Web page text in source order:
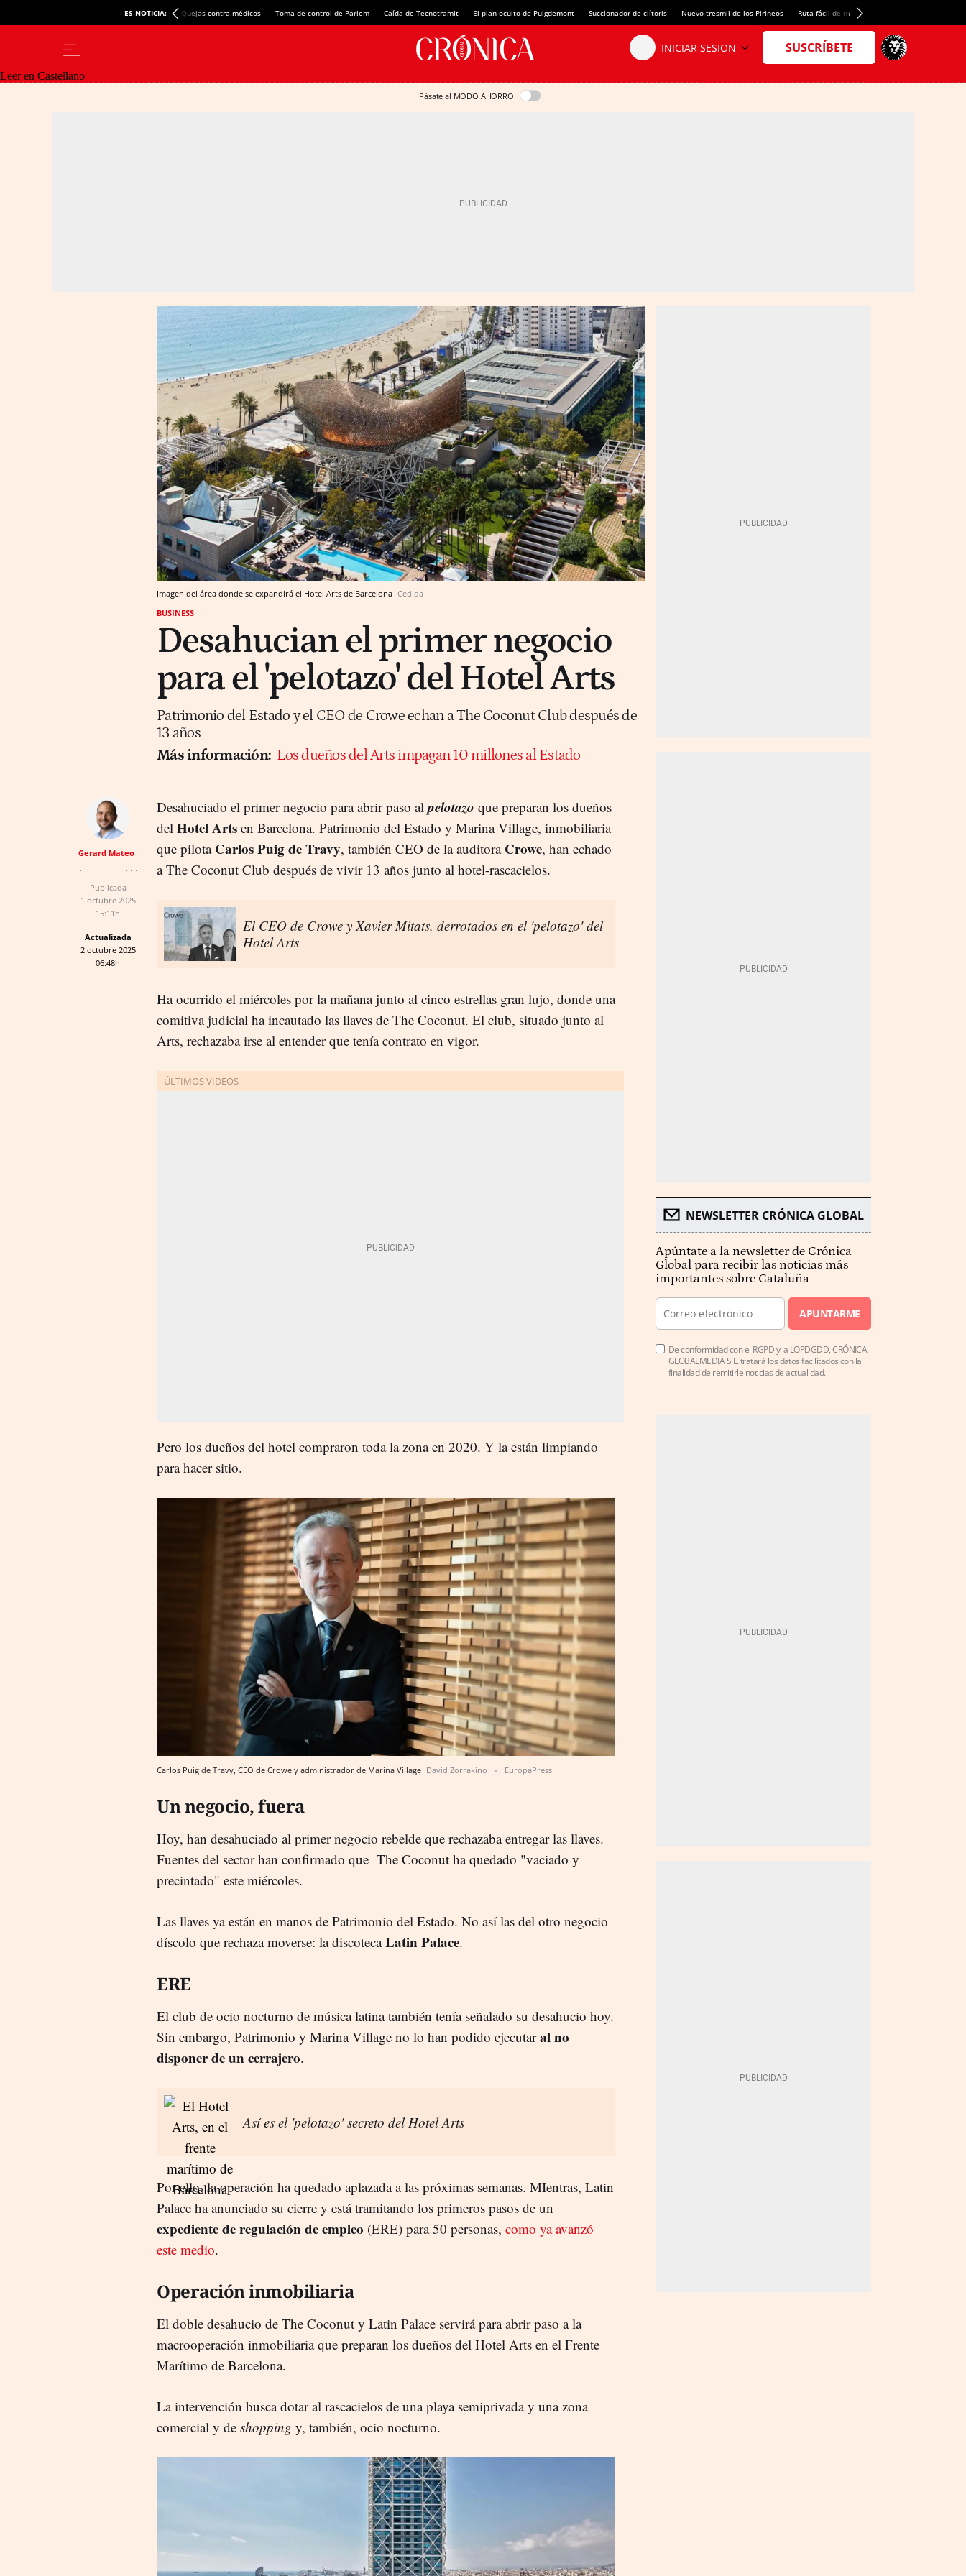
ES NOTICIA: Quejas contra médicos Toma de control de Parlem Caída de Tecnotramit El plan oculto de Puigdemont Succionador de clítoris Nuevo tresmil de los Pirineos Ruta fácil de montaña
Leer en Castellano
Pásate al MODO AHORRO
Imagen del área donde se expandirá el Hotel Arts de Barcelona Cedida
BUSINESS
Desahucian el primer negocio
para el 'pelotazo' del Hotel Arts
Patrimonio del Estado y el CEO de Crowe echan a The Coconut Club después de
13 años
Más información: Los dueños del Arts impagan 10 millones al Estado
Gerard Mateo
Publicada
1 octubre 2025
15:11h
Actualizada
2 octubre 2025
06:48h
Desahuciado el primer negocio para abrir paso al pelotazo que preparan los dueños
del Hotel Arts en Barcelona. Patrimonio del Estado y Marina Village, inmobiliaria
que pilota Carlos Puig de Travy, también CEO de la auditora Crowe, han echado
a The Coconut Club después de vivir 13 años junto al hotel-rascacielos.
El CEO de Crowe y Xavier Mitats, derrotados en el 'pelotazo' del
Hotel Arts
Ha ocurrido el miércoles por la mañana junto al cinco estrellas gran lujo, donde una
comitiva judicial ha incautado las llaves de The Coconut. El club, situado junto al
Arts, rechazaba irse al entender que tenía contrato en vigor.
Pero los dueños del hotel compraron toda la zona en 2020. Y la están limpiando
para hacer sitio.
Carlos Puig de Travy, CEO de Crowe y administrador de Marina Village David Zorrakino EuropaPress
Un negocio, fuera
Hoy, han desahuciado al primer negocio rebelde que rechazaba entregar las llaves.
Fuentes del sector han confirmado que The Coconut ha quedado "vaciado y
precintado" este miércoles.
Las llaves ya están en manos de Patrimonio del Estado. No así las del otro negocio
díscolo que rechaza moverse: la discotecaLatin Palace.
ERE
El club de ocio nocturno de música latina también tenía señalado su desahucio hoy.
Sin embargo, Patrimonio y Marina Village no lo han podido ejecutaral no
disponer de un cerrajero.
Así es el 'pelotazo' secreto del Hotel Arts
Por ello, la operación ha quedado aplazada a las próximas semanas. MIentras, Latin
Palace ha anunciado su cierre y está tramitando los primeros pasos de un
expediente de regulación de empleo (ERE) para 50 personas, como ya avanzó
este medio.
Operación inmobiliaria
El doble desahucio de The Coconut y Latin Palace servirá para abrir paso a la
macrooperación inmobiliaria que preparan los dueños del Hotel Arts en el Frente
Marítimo de Barcelona.
La intervención busca dotar al rascacielos de una playa semiprivada y una zona
comercial y de shopping y, también, ocio nocturno.
NEWSLETTER CRÓNICA GLOBAL
Apúntate a la newsletter de Crónica
Global para recibir las noticias más
importantes sobre Cataluña
APUNTARME
De conformidad con el RGPD y la LOPDGDD, CRÓNICA
GLOBALMEDIA S.L. tratará los datos facilitados con la
finalidad de remitirle noticias de actualidad.